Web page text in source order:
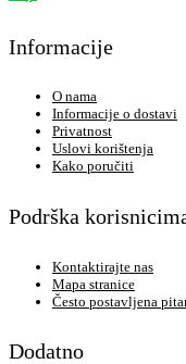
Informacije
O nama
Informacije o dostavi
Privatnost
Uslovi korištenja
Kako poručiti
Podrška
Kontaktirajte nas
Mapa stranice
Često postavljena
Dodatno